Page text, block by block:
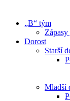
„B“ tým
Dorost
Starší
Mladší